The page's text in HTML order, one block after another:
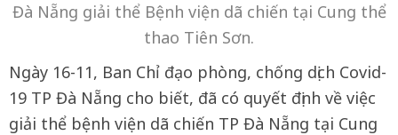
Đà Nẵng giải thể Bệnh viện dã chiến tại Cung thể
thao Tiên Sơn.
Ngày 16-11, Ban Chỉ đạo phòng, chống dịch Covid-
19 TP Đà Nẵng cho biết, đã có quyết định về việc
giải thể bệnh viện dã chiến TP Đà Nẵng tại Cung